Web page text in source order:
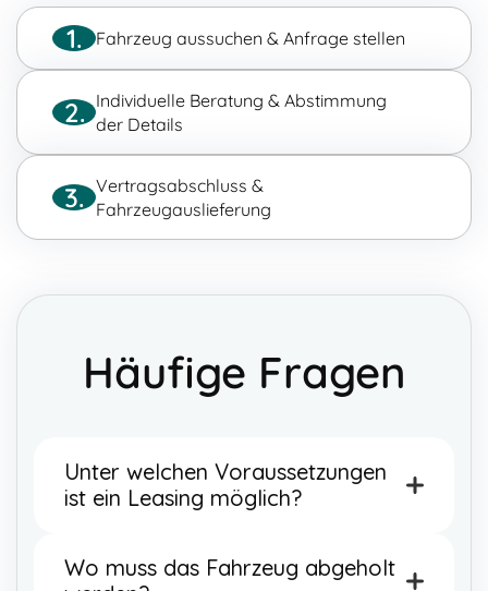
1. Fahrzeug aussuchen & Anfrage stellen
2. Individuelle Beratung & Abstimmung
der Details
3. Vertragsabschluss &
Fahrzeugauslieferung
Häufige Fragen
Unter welchen Voraussetzungen
ist ein Leasing möglich?
sauberer Schufa möglich.
Wo muss das Fahrzeug abgeholt